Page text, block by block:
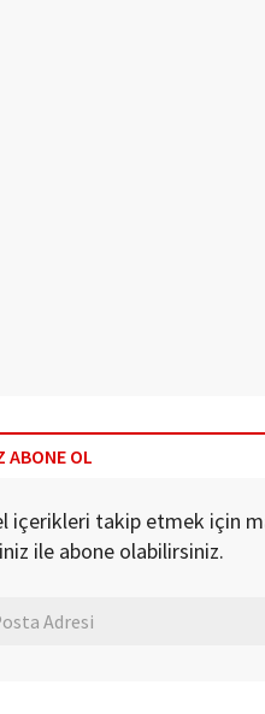
ABONE OL
içerikleri takip etmek için
ile abone olabilirsiniz.